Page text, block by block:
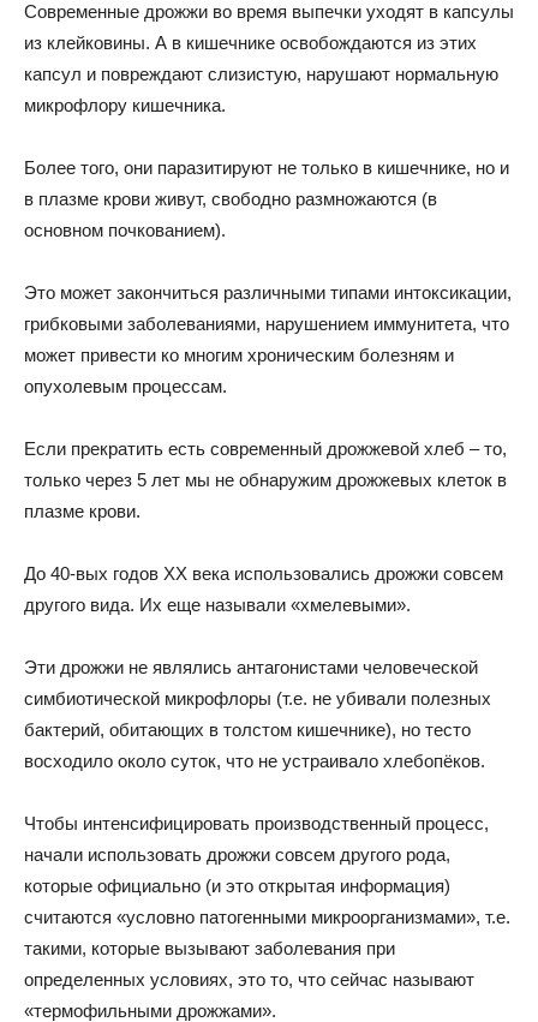
Современные дрожжи во время выпечки уходят в капсулы
из клейковины. А в кишечнике освобождаются из этих
капсул и повреждают слизистую, нарушают нормальную
микрофлору кишечника.
Более того, они паразитируют не только в кишечнике, но и
в плазме крови живут, свободно размножаются (в
основном почкованием).
Это может закончиться различными типами интоксикации,
грибковыми заболеваниями, нарушением иммунитета, что
может привести ко многим хроническим болезням и
опухолевым процессам.
Если прекратить есть современный дрожжевой хлеб – то,
только через 5 лет мы не обнаружим дрожжевых клеток в
плазме крови.
До 40-вых годов ХХ века использовались дрожжи совсем
другого вида. Их еще называли «хмелевыми».
Эти дрожжи не являлись антагонистами человеческой
симбиотической микрофлоры (т.е. не убивали полезных
бактерий, обитающих в толстом кишечнике), но тесто
восходило около суток, что не устраивало хлебопёков.
Чтобы интенсифицировать производственный процесс,
начали использовать дрожжи совсем другого рода,
которые официально (и это открытая информация)
считаются «условно патогенными микроорганизмами», т.е.
такими, которые вызывают заболевания при
определенных условиях, это то, что сейчас называют
«термофильными дрожжами».